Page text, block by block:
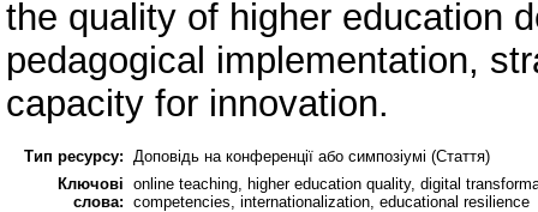
the quality of higher education
pedagogical implementation,
capacity for innovation.
Тип ресурсу: Доповідь на конференції або симпозіумі (Стаття)
Ключові
слова:
online teaching, higher education quality, digital
competencies, internationalization, educational resilience